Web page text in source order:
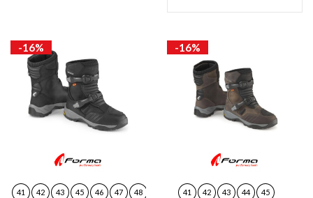
-16%
41 42 43 45 46 47 48
-16%
41 42 43 44 45